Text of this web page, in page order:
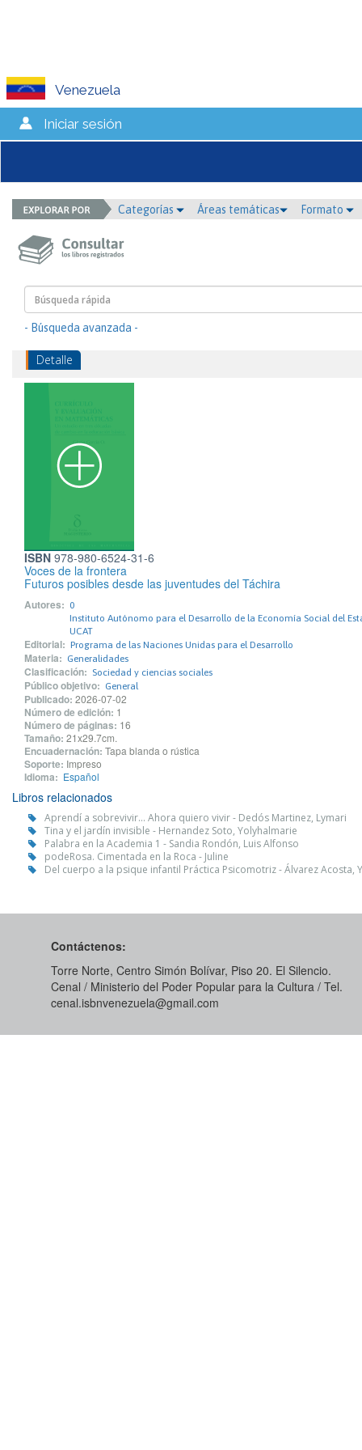
Venezuela
Iniciar sesión
Categorías Áreas temáticas Formato
- Búsqueda avanzada -
Detalle
ISBN 978-980-6524-31-6
Voces de la frontera
Futuros posibles desde las juventudes del Táchira
Autores: 0
Instituto Autónomo para el Desarrollo de la Economía Social del
UCAT
Editorial: Programa de las Naciones Unidas para el Desarrollo
Materia: Generalidades
Clasificación: Sociedad y ciencias sociales
Público objetivo: General
Publicado: 2026-07-02
Número de edición: 1
Número de páginas: 16
Tamaño: 21x29.7cm.
Encuadernación: Tapa blanda o rústica
Soporte: Impreso
Idioma: Español
Libros relacionados
Aprendí a sobrevivir... Ahora quiero vivir - Dedós Martinez, Lymari
Tina y el jardín invisible - Hernandez Soto, Yolyhalmarie
Palabra en la Academia 1 - Sandia Rondón, Luis Alfonso
podeRosa. Cimentada en la Roca - Juline
Del cuerpo a la psique infantil Práctica Psicomotriz - Álvarez Acosta,
Contáctenos:
Torre Norte, Centro Simón Bolívar, Piso 20. El Silencio.
Cenal / Ministerio del Poder Popular para la Cultura / Tel.
cenal.isbnvenezuela@gmail.com